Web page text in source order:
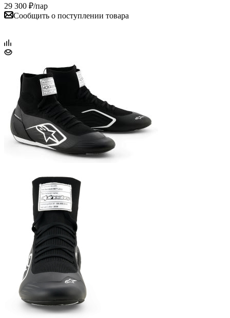
29 300 ₽/пар
Сообщить о поступлении товара